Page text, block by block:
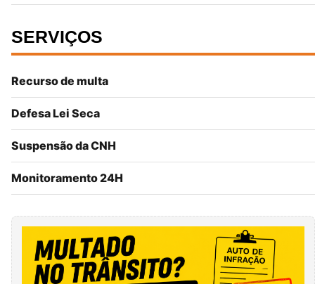
SERVIÇOS
Recurso de multa
Defesa Lei Seca
Suspensão da CNH
Monitoramento 24H